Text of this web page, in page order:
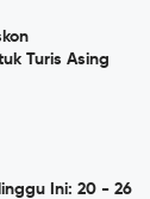
Turis Asing
Ini: 20 - 26